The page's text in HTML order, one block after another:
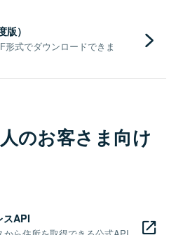
）
形式でダウンロードできま
のお客さま向け
スAPI